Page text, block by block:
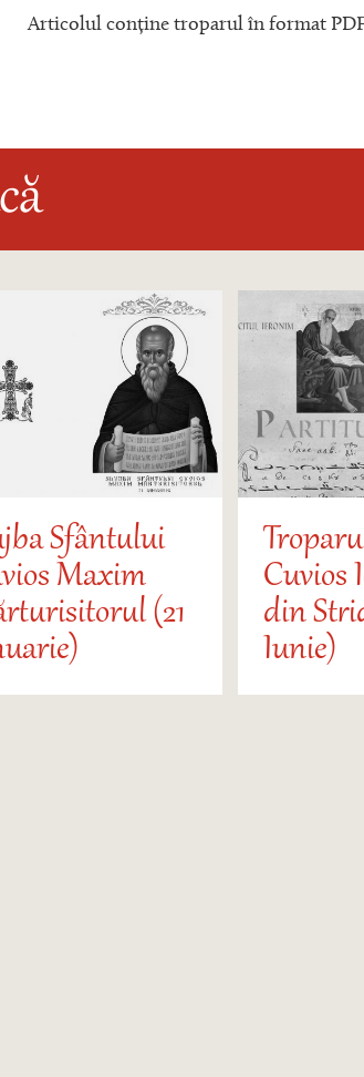
Articolul conține troparul în format
Sfântului
Maxim
(21
Cuvios
din
Iunie)